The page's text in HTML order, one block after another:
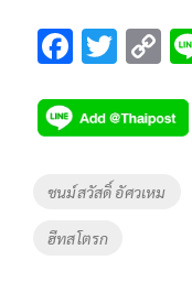
F
e
b
o
o
k
T
tt
er
C
p
y
Li
Tags
ชนม์สวัสดิ์ อัศวเหม
ฮีทสโตรก